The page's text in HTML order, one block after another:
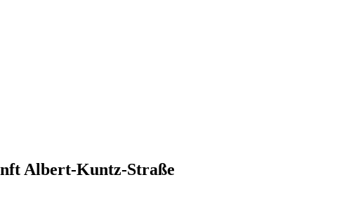
Albert-Kuntz-Straße